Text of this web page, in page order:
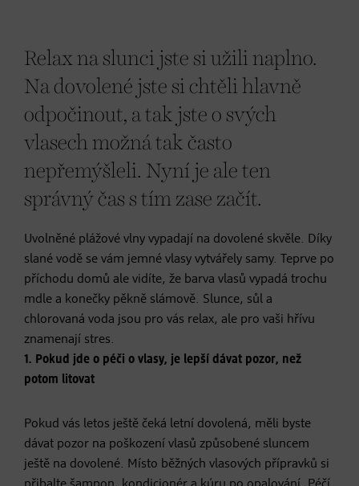
Relax na slunci jste si užili naplno.
Na dovolené jste si chtěli hlavně
odpočinout, a tak jste o svých
vlasech možná tak často
nepřemýšleli. Nyní je ale ten
správný čas s tím zase začít.
Uvolněné plážové vlny vypadají na dovolené skvěle. Díky
slané vodě se vám jemné vlasy vytvářely samy. Teprve po
příchodu domů ale vidíte, že barva vlasů vypadá trochu
mdle a konečky pěkně slámově. Slunce, sůl a
chlorovaná voda jsou pro vás relax, ale pro vaši hřívu
znamenají stres.
1. Pokud jde o péči o vlasy, je lepší dávat pozor, než
potom litovat
Pokud vás letos ještě čeká letní dovolená, měli byste
dávat pozor na poškození vlasů způsobené sluncem
ještě na dovolené. Místo běžných vlasových přípravků si